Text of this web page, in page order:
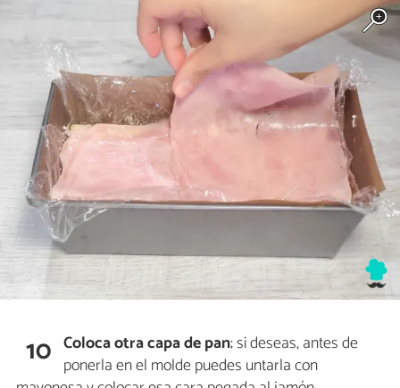
10 Coloca otra capa de pan; si deseas, antes de
ponerla en el molde puedes untarla con